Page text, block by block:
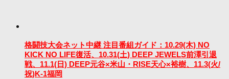
格闘技大会ネット中継 注目番組ガイド：10.29(木) NO
KICK NO LIFE復活、10.31(土) DEEP JEWELS前澤引退
戦、11.1(日) DEEP元谷×米山・RISE天心×裕樹、11.3(火/
祝)K-1福岡